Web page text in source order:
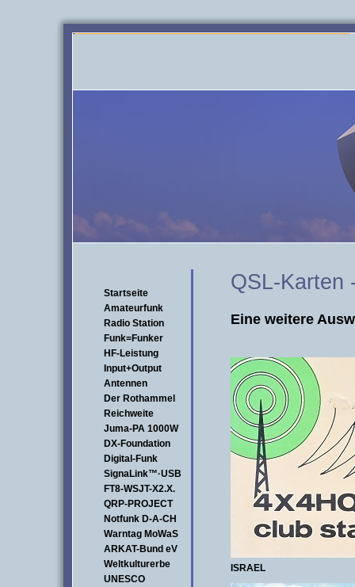
Startseite
Amateurfunk
Radio Station
Funk=Funker
HF-Leistung
Input+Output
Antennen
Der Rothammel
Reichweite
Juma-PA 1000W
DX-Foundation
Digital-Funk
SignaLink™·USB
FT8-WSJT-X2.X.
QRP-PROJECT
Notfunk D-A-CH
Warntag MoWaS
ARKAT-Bund eV
Weltkulturerbe
UNESCO
QSL-Karten
Eine weitere
ISRAEL